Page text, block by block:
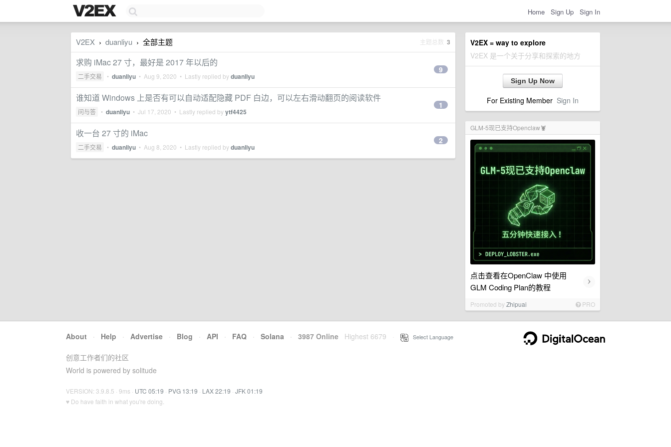
Home Sign Up Sign In
V2EX = way to explore
V2EX 是一个关于分享和探索的地方
Sign Up Now
For Existing Member Sign In
GLM-5现已支持Openclaw🦞
点击查看在OpenClaw 中使用
GLM Coding Plan的教程
›
Promoted byZhipuai PRO
V2EX › duanliyu › 全部主题 主题总数 3
求购 iMac 27 寸，最好是 2017 年以后的
二手交易 • duanliyu • Aug 9, 2020 • Lastly replied byduanliyu
9
谁知道 Windows 上是否有可以自动适配隐藏 PDF 白边，可以左右滑动翻页的阅读软件
问与答 • duanliyu • Jul 17, 2020 • Lastly replied byytf4425
1
收一台 27 寸的 iMac
二手交易 • duanliyu • Aug 8, 2020 • Lastly replied byduanliyu
2
About · Help · Advertise · Blog · API · FAQ · Solana · 3987 Online Highest 6679 Select Language
创意工作者们的社区
World is powered by solitude
VERSION: 3.9.8.5 · 9ms · UTC 05:19 · PVG 13:19 · LAX 22:19 · JFK 01:19
♥ Do have faith in what you're doing.